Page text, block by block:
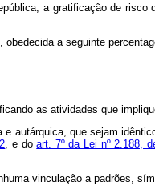
a gratificação de
a seguinte
as atividades que
que sejam
, e doart. 7º da Lei nº 2.188,
vinculação a